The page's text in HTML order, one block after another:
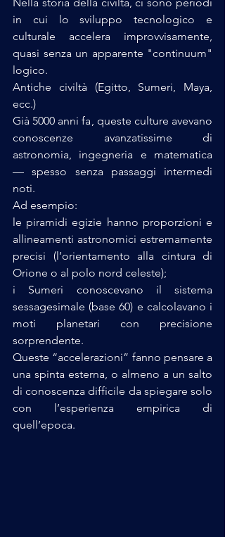
in cui lo sviluppo tecnologico e
culturale accelera improvvisamente,
quasi senza un apparente "continuum"
logico.
Antiche civiltà (Egitto, Sumeri, Maya,
ecc.)
Già 5000 anni fa, queste culture avevano
conoscenze avanzatissime di
astronomia, ingegneria e matematica
— spesso senza passaggi intermedi
noti.
Ad esempio:
le piramidi egizie hanno proporzioni e
allineamenti astronomici estremamente
precisi (l’orientamento alla cintura di
Orione o al polo nord celeste);
i Sumeri conoscevano il sistema
sessagesimale (base 60) e calcolavano i
moti planetari con precisione
sorprendente.
Queste “accelerazioni” fanno pensare a
una spinta esterna, o almeno a un salto
di conoscenza difficile da spiegare solo
con l’esperienza empirica di
quell’epoca.